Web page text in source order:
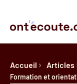
Accueil Articles
Formation et